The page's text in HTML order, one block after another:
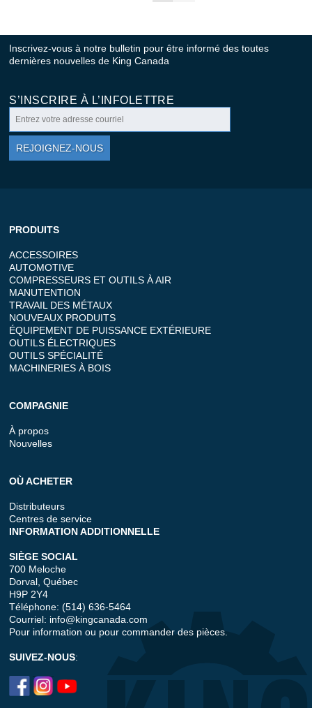
Inscrivez-vous à notre bulletin pour être informé des toutes
dernières nouvelles de King Canada
S’INSCRIRE À L’INFOLETTRE
REJOIGNEZ-NOUS
PRODUITS
ACCESSOIRES
AUTOMOTIVE
COMPRESSEURS ET OUTILS À AIR
MANUTENTION
TRAVAIL DES MÉTAUX
NOUVEAUX PRODUITS
ÉQUIPEMENT DE PUISSANCE EXTÉRIEURE
OUTILS ÉLECTRIQUES
OUTILS SPÉCIALITÉ
MACHINERIES À BOIS
COMPAGNIE
À propos
Nouvelles
OÙ ACHETER
Distributeurs
Centres de service
INFORMATION ADDITIONNELLE
SIÈGE SOCIAL
700 Meloche
Dorval, Québec
H9P 2Y4
Téléphone: (514) 636-5464
Courriel: info@kingcanada.com
Pour information ou pour commander des pièces.
SUIVEZ-NOUS: